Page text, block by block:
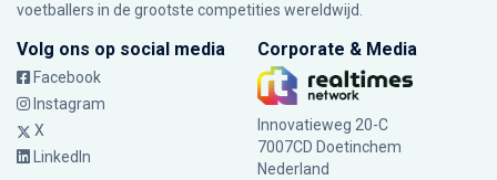
voetballers in de grootste competities wereldwijd.
Volg ons op social media
Facebook
Instagram
X
LinkedIn
Corporate & Media
Innovatieweg 20-C
7007CD Doetinchem
Nederland